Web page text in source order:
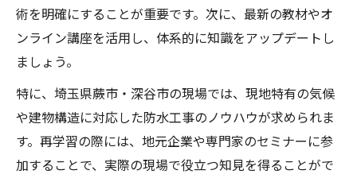
術を明確にすることが重要です。次に、最新の教材やオ
ンライン講座を活用し、体系的に知識をアップデートし
ましょう。
特に、埼玉県蕨市・深谷市の現場では、現地特有の気候
や建物構造に対応した防水工事のノウハウが求められま
す。再学習の際には、地元企業や専門家のセミナーに参
加することで、実際の現場で役立つ知見を得ることがで